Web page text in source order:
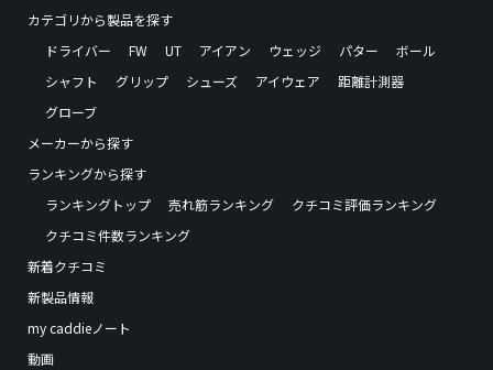
カテゴリから製品を探す
ドライバー
FW UT アイアン ウェッジ パター
ボール
シャフト
グリップ シューズ アイウェア
距離計測器
グローブ
メーカーから探す
ランキングから探す
ランキングトップ
売れ筋ランキング
クチコミ評価ランキング
クチコミ件数ランキング
新着クチコミ
新製品情報
my caddieノート
動画